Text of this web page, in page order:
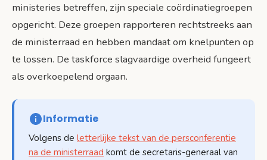
ministeries betreffen, zijn speciale coördinatiegroepen
opgericht. Deze groepen rapporteren rechtstreeks aan
de ministerraad en hebben mandaat om knelpunten op
te lossen. De taskforce slagvaardige overheid fungeert
als overkoepelend orgaan.
Informatie
Volgens de letterlijke tekst van de persconferentie
na de ministerraad komt de secretaris-generaal van